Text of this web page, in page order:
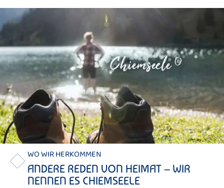
WO WIR HERKOMMEN
ANDERE REDEN VON HEIMAT – WIR
NENNEN ES CHIEMSEELE